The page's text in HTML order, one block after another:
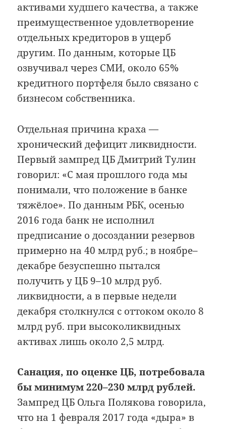
активами худшего качества, а также
преимущественное удовлетворение
отдельных кредиторов в ущерб
другим. По данным, которые ЦБ
озвучивал через СМИ, около 65%
кредитного портфеля было связано с
бизнесом собственника.
Отдельная причина краха —
хронический дефицит ликвидности.
Первый зампред ЦБ Дмитрий Тулин
говорил: «С мая прошлого года мы
понимали, что положение в банке
тяжёлое». По данным РБК, осенью
2016 года банк не исполнил
предписание о досоздании резервов
примерно на 40 млрд руб.; в ноябре–
декабре безуспешно пытался
получить у ЦБ 9–10 млрд руб.
ликвидности, а в первые недели
декабря столкнулся с оттоком около 8
млрд руб. при высоколиквидных
активах лишь около 2,5 млрд.
Санация, по оценке ЦБ, потребовала
бы минимум 220–230 млрд рублей.
Зампред ЦБ Ольга Полякова говорила,
что на 1 февраля 2017 года «дыра» в